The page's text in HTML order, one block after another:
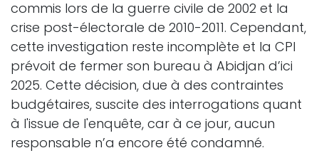
commis lors de la guerre civile de 2002 et la
crise post-électorale de 2010-2011. Cependant,
cette investigation reste incomplète et la CPI
prévoit de fermer son bureau à Abidjan d’ici
2025. Cette décision, due à des contraintes
budgétaires, suscite des interrogations quant
à l'issue de l'enquête, car à ce jour, aucun
responsable n’a encore été condamné.